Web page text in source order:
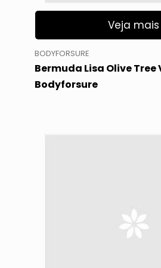
Veja mais
BODYFORSURE
Bermuda Lisa Olive Tree
Bodyforsure